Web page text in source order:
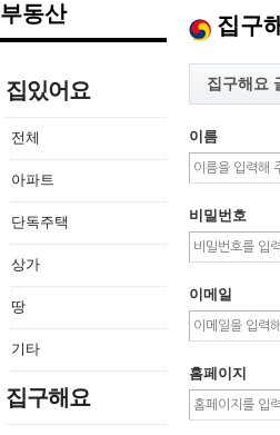
부동산
집있어요
전체
아파트
단독주택
상가
땅
기타
집구해요
집구
집구해요
이름
비밀번호
이메일
홈페이지